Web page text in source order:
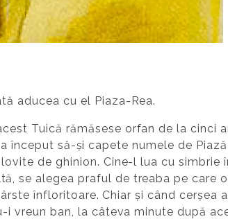
aducea cu el Piaza-Rea.
Tuică rămăsese orfan de la cinci
început să-și capete numele de
de ghinion. Cine-l lua cu simbrie
se alegea praful de treaba pe care
înfloritoare. Chiar și când cerșea
vreun ban, la câteva minute după